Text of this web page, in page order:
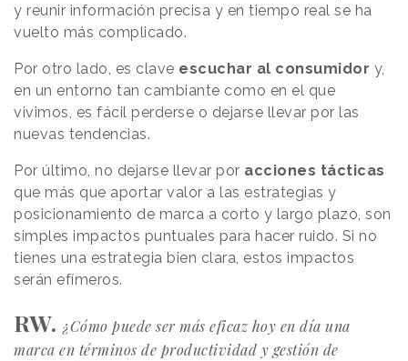
y reunir información precisa y en tiempo real se ha
vuelto más complicado.
Por otro lado, es clave escuchar al consumidor y,
en un entorno tan cambiante como en el que
vivimos, es fácil perderse o dejarse llevar por las
nuevas tendencias.
Por último, no dejarse llevar por acciones tácticas
que más que aportar valor a las estrategias y
posicionamiento de marca a corto y largo plazo, son
simples impactos puntuales para hacer ruido. Si no
tienes una estrategia bien clara, estos impactos
serán efímeros.
RW. ¿Cómo puede ser más eficaz hoy en día una
marca en términos de productividad y gestión de